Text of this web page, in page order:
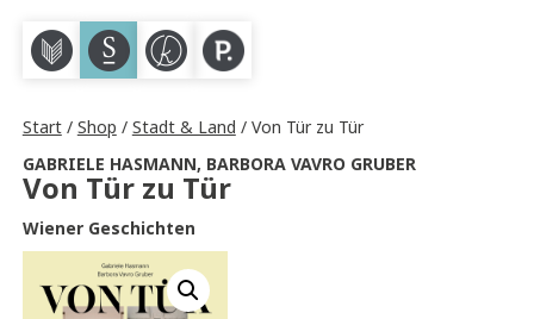
M S K P
Start/ Shop / Stadt & Land / Von Tür zu Tür
GABRIELE HASMANN, BARBORA VAVRO GRUBER
Von Tür zu Tür
Wiener Geschichten